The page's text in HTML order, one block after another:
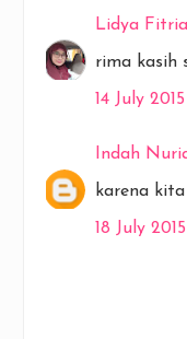
Lidya
rima kasih
14 July
Indah
karena
18 July